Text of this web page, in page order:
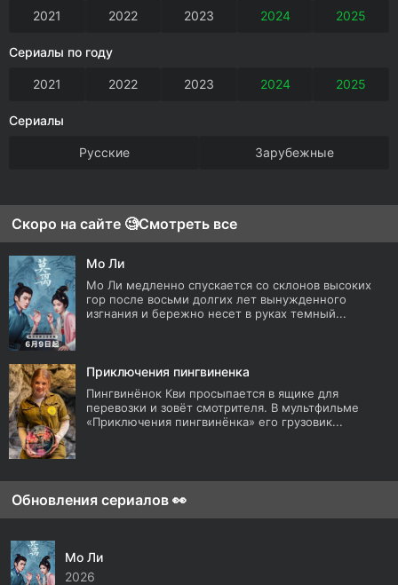
2021 2022 2023 2024 2025
Сериалы по году
2021 2022 2023 2024 2025
Сериалы
Русские Зарубежные
Скоро на сайте 🧐Смотреть все
Мо Ли
Мо Ли медленно спускается со склонов высоких
гор после восьми долгих лет вынужденного
изгнания и бережно несет в руках темный...
Приключения пингвиненка
Пингвинёнок Кви просыпается в ящике для
перевозки и зовёт смотрителя. В мультфильме
«Приключения пингвинёнка» его грузовик...
Обновления сериалов 👀
Мо Ли
2026